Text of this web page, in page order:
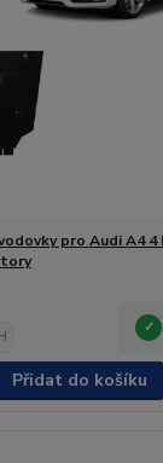
pro Audi A4 4
Přidat do košíku